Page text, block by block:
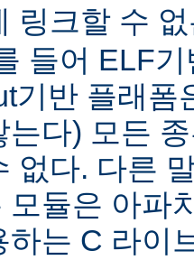
링크할 수
들어 ELF
기반 플래폼
는다) 모든
없다. 다른
모듈은 아파
하는 C 라이